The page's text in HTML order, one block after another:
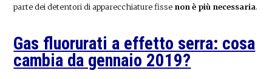
parte dei detentori di apparecchiature fisse non è più necessaria.
Gas fluorurati a effetto serra: cosa
cambia da gennaio 2019?